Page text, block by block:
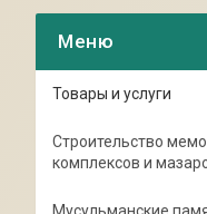
Товары и услуги
Строительство
комплексов и